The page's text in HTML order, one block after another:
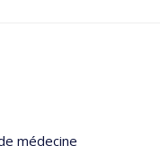
médecine